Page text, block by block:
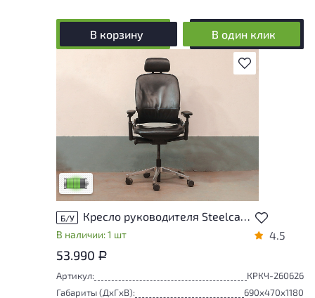
В корзину В один клик
В избранное
У товара присутствуют незначительные
удобство его использования
Низкая степень износа
Б/У Кресло руководителя Steelcase Leap V2 Кожа Чёрный Франция
В наличии: 1 шт 4.5
53.990 Р
Артикул:
КРКЧ-260626
Габариты (ДxГxВ):
690x470x1180